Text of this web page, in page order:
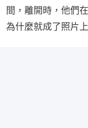
間，離開時，他們
為什麼就成了照片